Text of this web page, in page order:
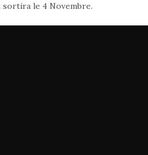
le 4 Novembre.